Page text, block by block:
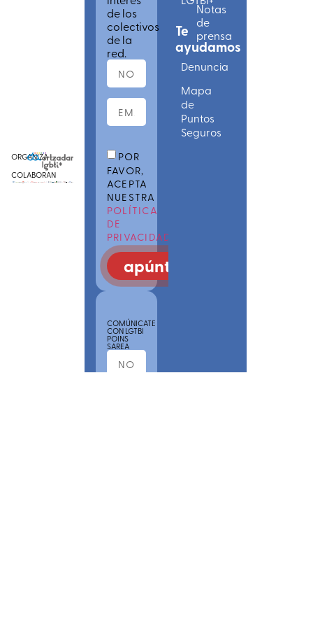
ORGANIZA
COLABORAN
de los
colectivos
de la
red.
POR
FAVOR,
ACEPTA
NUESTRA
POLÍTICA
DE
PRIVACIDAD
apúntate
COMÚNICATE
CON LGTBI
POINS
SAREA
Te
ayudamos
Denuncia
Mapa
de
Puntos
Seguros
Notas
de
prensa